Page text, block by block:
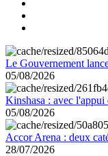
Le Gouvernement
05/08/2026
Kinshasa : avec
05/08/2026
Accor Arena : deux
28/07/2026